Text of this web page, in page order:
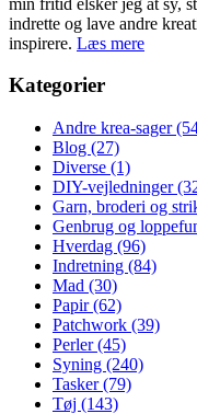
indrette og lave andre
inspirere. Læs mere
Kategorier
Andre krea-sager
Blog (27)
Diverse (1)
DIY-vejledninger
Garn, broderi og
Genbrug og
Hverdag (96)
Indretning (84)
Mad (30)
Papir(62)
Patchwork (39)
Perler(45)
Syning (240)
Tasker(79)
Tøj (143)